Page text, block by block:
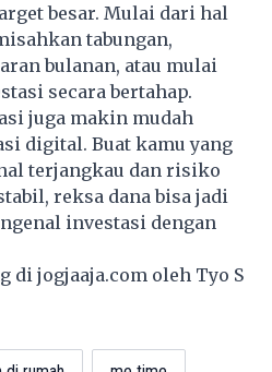
besar. Mulai dari hal
tabungan,
bulanan, atau mulai
secara bertahap.
juga makin mudah
digital. Buat kamu yang
terjangkau dan risiko
reksa dana bisa jadi
investasi dengan
di jogjaaja.com oleh Tyo S